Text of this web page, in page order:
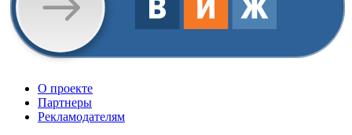
О проекте
Партнеры
Рекламодателям